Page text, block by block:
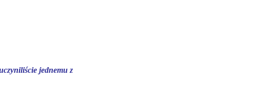
jednemu z